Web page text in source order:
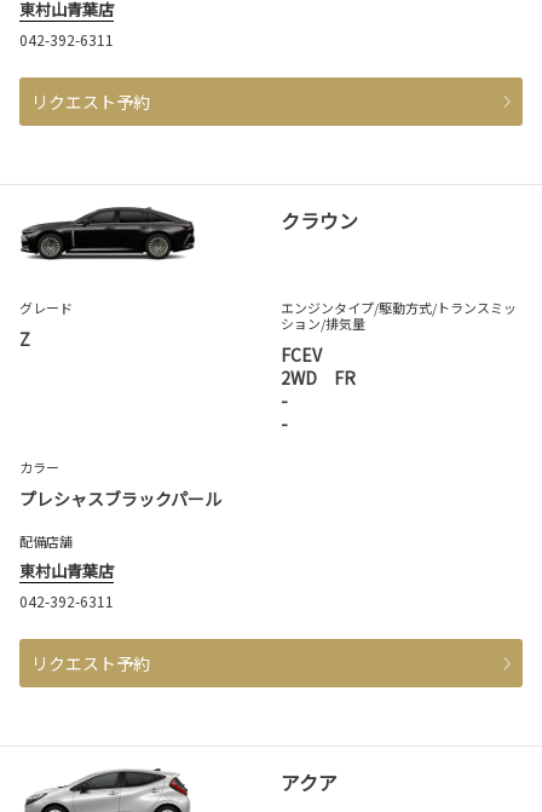
東村山青葉店
042-392-6311
リクエスト予約
クラウン
グレード
Z
エンジンタイプ/駆動方式/トランスミッ
ション/排気量
FCEV
2WD FR
-
-
カラー
プレシャスブラックパール
配備店舗
東村山青葉店
042-392-6311
リクエスト予約
アクア